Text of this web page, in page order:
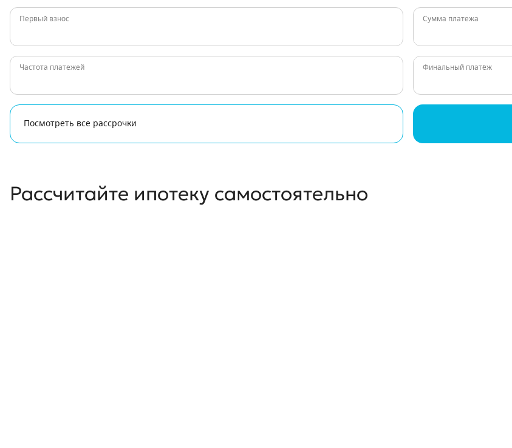
Первый взнос Сумма платежа
Частота платежей Финальный платёж
Посмотреть все рассрочки
Рассчитайте ипотеку самостоятельно